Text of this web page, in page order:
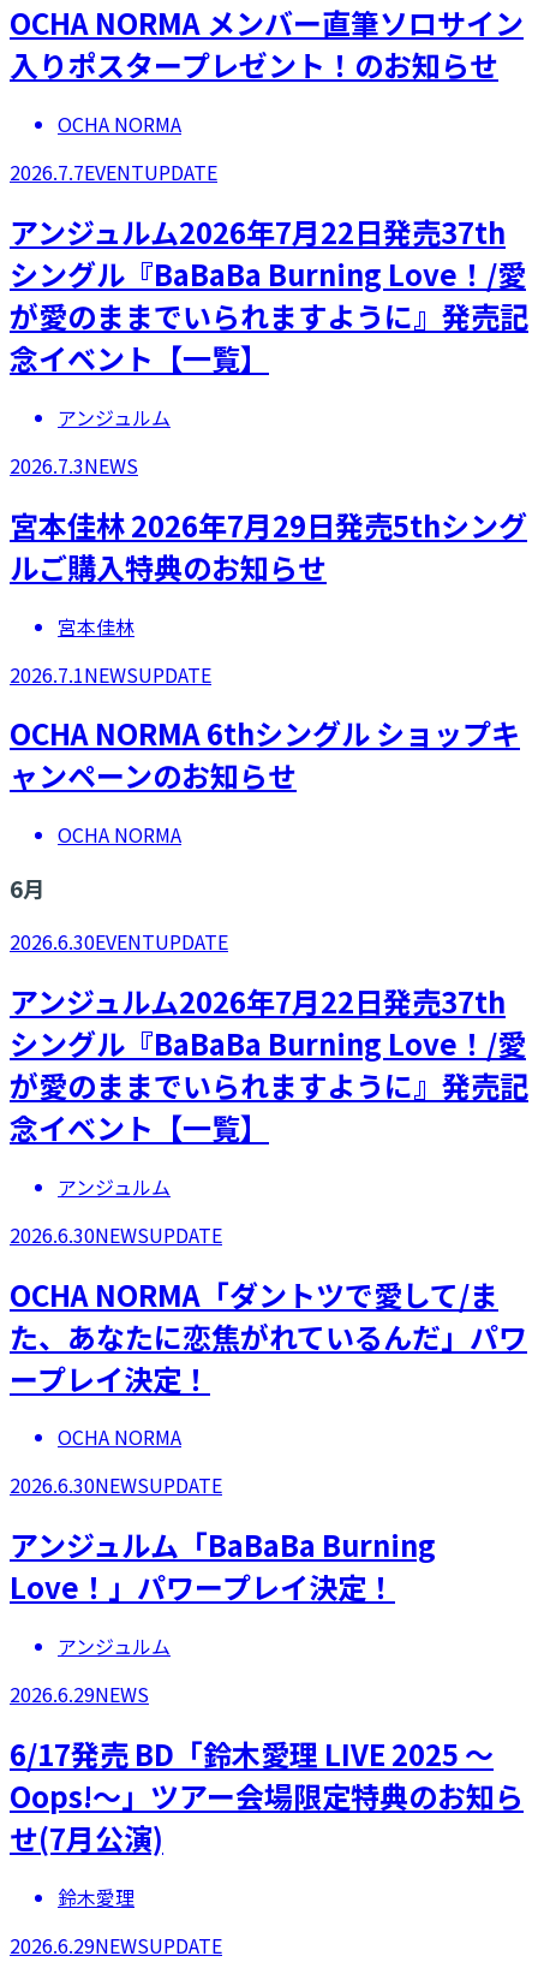
OCHA NORMA メンバー直筆ソロサイン
入りポスタープレゼント！のお知らせ
OCHA NORMA
2026.7.7EVENTUPDATE
アンジュルム2026年7月22日発売37th
シングル『BaBaBa Burning Love！/愛
が愛のままでいられますように』発売記
念イベント【一覧】
アンジュルム
2026.7.3NEWS
宮本佳林 2026年7月29日発売5thシング
ルご購入特典のお知らせ
宮本佳林
2026.7.1NEWSUPDATE
OCHA NORMA 6thシングル ショップキ
ャンペーンのお知らせ
OCHA NORMA
6月
2026.6.30EVENTUPDATE
アンジュルム2026年7月22日発売37th
シングル『BaBaBa Burning Love！/愛
が愛のままでいられますように』発売記
念イベント【一覧】
アンジュルム
2026.6.30NEWSUPDATE
OCHA NORMA「ダントツで愛して/ま
た、あなたに恋焦がれているんだ」パワ
ープレイ決定！
OCHA NORMA
2026.6.30NEWSUPDATE
アンジュルム「BaBaBa Burning
Love！」パワープレイ決定！
アンジュルム
2026.6.29NEWS
6/17発売 BD「鈴木愛理 LIVE 2025 ～
Oops!～」ツアー会場限定特典のお知ら
せ(7月公演)
鈴木愛理
2026.6.29NEWSUPDATE